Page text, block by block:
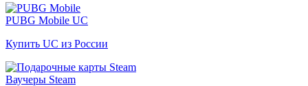
PUBG Mobile UC
Купить UC из России
Ваучеры Steam